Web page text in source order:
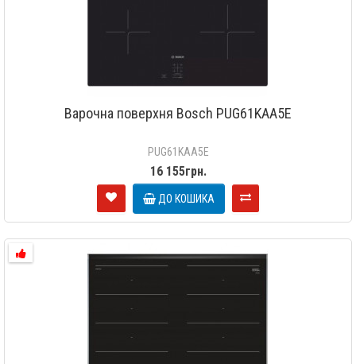
Варочна поверхня Bosch PUG61KAA5E
PUG61KAA5E
16 155грн.
ДО КОШИКА